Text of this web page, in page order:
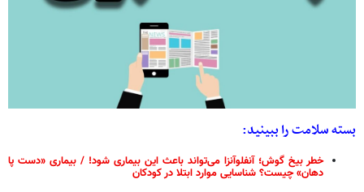
بسته سلامت را ببینید:
خطر بیخ گوش؛ آنفلوآنزا می‌تواند باعث این بیماری شود! / بیماری «دست پا
دهان» چیست؟ شناسایی موارد ابتلا در کودکان